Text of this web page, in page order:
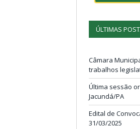
ÚLTIMAS
Câmara
trabalhos
Última sessão
Jacundá/PA
Edital de
31/03/2025